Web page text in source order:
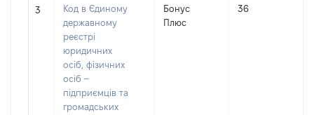
3
Код в Єдиному
державному
реєстрі
юридичних
осіб, фізичних
осіб –
підприємців та
громадських
Бонус
Плюс
36